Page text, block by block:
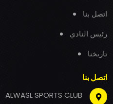
اتصل بنا
رئيس النادي
تاريخنا
اتصل بنا
ALWASL SPORTS CLUB